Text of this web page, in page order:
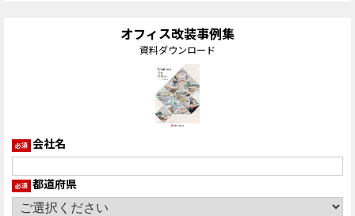
オフィス改装事例集
資料ダウンロード
必須 会社名
必須 都道府県